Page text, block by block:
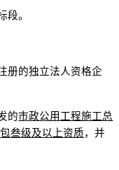
段。
册的独立法人资格企
的市政公用 工程施工总
叁级及以上资质， 并